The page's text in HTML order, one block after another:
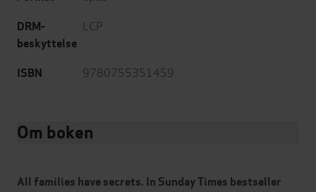
DRM-
beskyttelse
LCP
ISBN 9780755351459
Om boken
All families have secrets. In Sunday Times bestseller